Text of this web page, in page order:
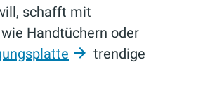
schafft mit
Handtüchern oder
trendige